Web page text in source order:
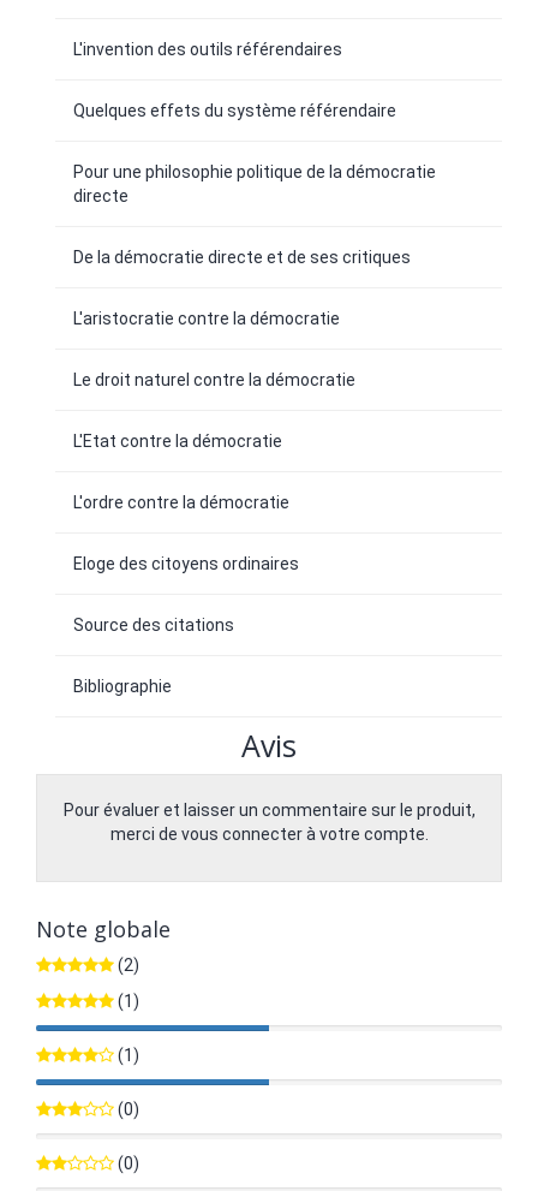
L'invention des outils référendaires
Quelques effets du système référendaire
Pour une philosophie politique de la démocratie
directe
De la démocratie directe et de ses critiques
L'aristocratie contre la démocratie
Le droit naturel contre la démocratie
L'Etat contre la démocratie
L'ordre contre la démocratie
Eloge des citoyens ordinaires
Source des citations
Bibliographie
Avis
Pour évaluer et laisser un commentaire sur le produit,
merci de vous connecter à votre compte.
Note globale
(2)
(1)
50%
(1)
50%
(0)
(0)